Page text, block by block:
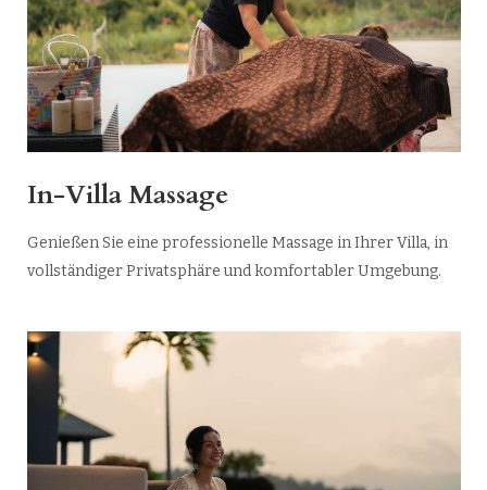
In-Villa Massage
Genießen Sie eine professionelle Massage in Ihrer Villa, in
vollständiger Privatsphäre und komfortabler Umgebung.